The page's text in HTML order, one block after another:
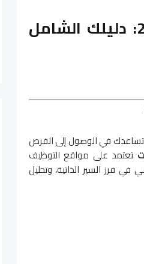
أفضل مواقع البحث عن عمل في عام 2025: دليلك الشامل
تساعدك في الوصول إلى الفرص
تعتمد على مواقع التوظيف
فرز السير الذاتية، وتحليل